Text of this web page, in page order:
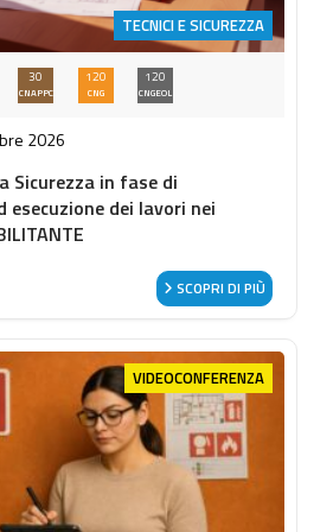
TECNICI E SICUREZZA
30
CNAPPC
120
CNG
120
CNGEOL
2026
Sicurezza in fase di
esecuzione dei lavori nei
SCOPRI DI PIÙ
VIDEOCONFERENZA